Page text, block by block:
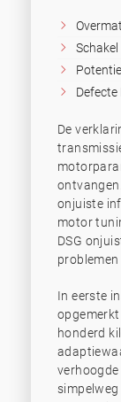
Defecte
De
onjuiste
motor
DSG
In eerste
honderd
simpelweg